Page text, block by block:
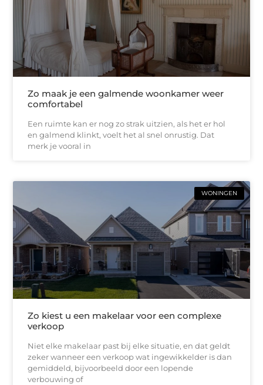
Zo maak je een galmende woonkamer weer
comfortabel
Een ruimte kan er nog zo strak uitzien, als het er hol
en galmend klinkt, voelt het al snel onrustig. Dat
merk je vooral in
WONINGEN
Zo kiest u een makelaar voor een complexe
verkoop
Niet elke makelaar past bij elke situatie, en dat geldt
zeker wanneer een verkoop wat ingewikkelder is dan
gemiddeld, bijvoorbeeld door een lopende
verbouwing of